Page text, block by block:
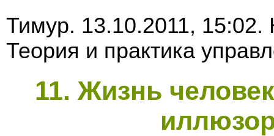
Тимур. 13.10.2011, 15:02.
Теория и практика
11. Жизнь